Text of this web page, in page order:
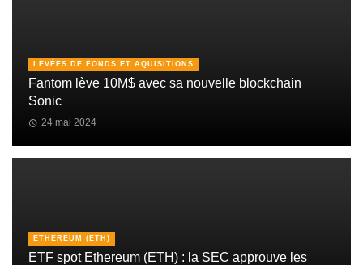
LEVÉES DE FONDS ET AQUISITIONS
Fantom lève 10M$ avec sa nouvelle blockchain
Sonic
24 mai 2024
ETHEREUM (ETH)
ETF spot Ethereum (ETH) : la SEC approuve les